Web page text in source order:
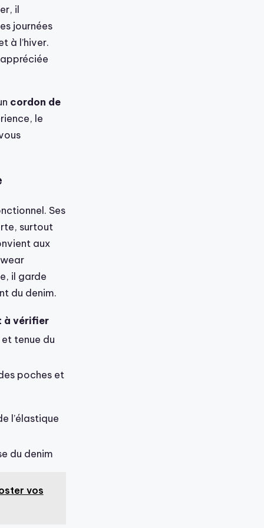
il
journées
à l’hiver.
cordon de
le
Ses
surtout
aux
il garde
du denim.
à vérifier
tenue du
poches et
l’élastique
du denim
vos